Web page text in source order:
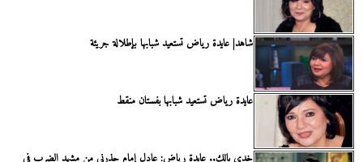
شاهد| عايدة رياض تستعيد شبابها بإطلالة جريئة
عايدة رياض تستعيد شبابها بفستان منقط